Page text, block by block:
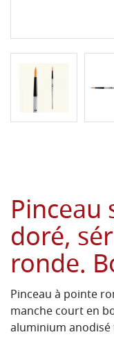
doré,
ronde.
Pinceau à pointe
manche court en
aluminium